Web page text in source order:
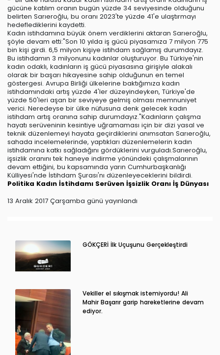
gücüne katılım oranın bugün yüzde 34 seviyesinde olduğunu
belirten Sarıeroğlu, bu oranı 2023'te yüzde 41'e ulaştırmayı
hedeflediklerini kaydetti.
Kadın istihdamına büyük önem verdiklerini aktaran Sarıeroğlu,
şöyle devam etti:"Son 10 yılda iş gücü piyasamıza 7 milyon 775
bin kişi girdi. 6,5 milyon kişiye istihdam sağlamış durumdayız.
Bu istihdamın 3 milyonunu kadınlar oluşturuyor. Bu Türkiye'nin
kadın odaklı, kadınların iş gücü piyasasına girişiyle alakalı
olarak bir başarı hikayesine sahip olduğunun en temel
göstergesi. Avrupa Birliği ülkelerine baktığımıza kadın
istihdamındaki artış yüzde 4'ler düzeyindeyken, Türkiye'de
yüzde 50'leri aşan bir seviyeye gelmiş olması memnuniyet
verici. Neredeyse bir ülke nüfusuna denk gelecek kadın
istihdam artış oranına sahip durumdayız."Kadınların çalışma
hayatı serüveninin kesintiye uğramaması için bir dizi yasal ve
teknik düzenlemeyi hayata geçirdiklerini anımsatan Sarıeroğlu,
sahada incelemelerinde, yaptıkları düzenlemelerin kadın
istihdamına katkı sağladığını gördüklerini vurguladı.Sarıeroğlu,
işsizlik oranını tek haneye indirme yönündeki çalışmalarının
devam ettiğini, bu kapsamında yarın Cumhurbaşkanlığı
Külliyesi'nde İstihdam Şurası'nı düzenleyeceklerini bildirdi.
Politika Kadın İstihdamı Serüven İşsizlik Oranı İş Dünyası
13 Aralık 2017 Çarşamba günü yayınlandı
GÖKÇERİ İlk Uçuşunu Gerçekleştirdi
Vekiller el sıkışmak istemiyordu! Ali
Mahir Başarır garip hareketlerine devam
ediyor.